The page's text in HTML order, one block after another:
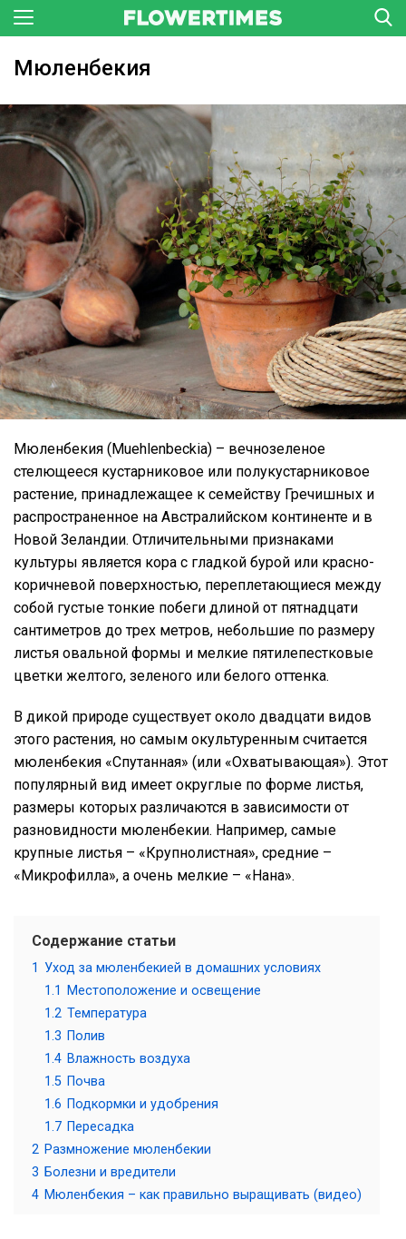
Мюленбекия
Мюленбекия (Muehlenbeckia) – вечнозеленое
стелющееся кустарниковое или полукустарниковое
растение, принадлежащее к семейству Гречишных и
распространенное на Австралийском континенте и в
Новой Зеландии. Отличительными признаками
культуры является кора с гладкой бурой или красно-
коричневой поверхностью, переплетающиеся между
собой густые тонкие побеги длиной от пятнадцати
сантиметров до трех метров, небольшие по размеру
листья овальной формы и мелкие пятилепестковые
цветки желтого, зеленого или белого оттенка.
В дикой природе существует около двадцати видов
этого растения, но самым окультуренным считается
мюленбекия «Спутанная» (или «Охватывающая»). Этот
популярный вид имеет округлые по форме листья,
размеры которых различаются в зависимости от
разновидности мюленбекии. Например, самые
крупные листья – «Крупнолистная», средние –
«Микрофилла», а очень мелкие – «Нана».
Содержание статьи
1 Уход за мюленбекией в домашних условиях
1.1
Местоположение и освещение
1.2 Температура
1.3 Полив
1.4 Влажность воздуха
1.5 Почва
1.6 Подкормки и удобрения
1.7 Пересадка
2 Размножение мюленбекии
3 Болезни и вредители
4 Мюленбекия – как правильно выращивать (видео)